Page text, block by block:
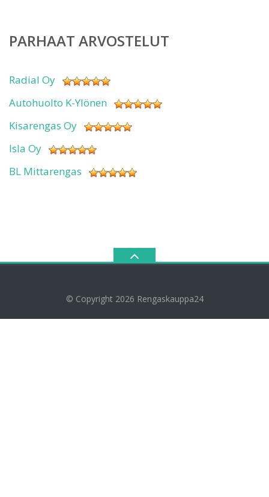
PARHAAT ARVOSTELUT
Radial Oy
Autohuolto K-Ylönen
Kisarengas Oy
Isla Oy
BL Mittarengas
© Copyright 2026 Rengaskauppa24